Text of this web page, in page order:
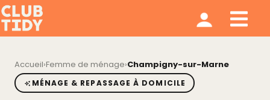
Accueil›Femme de ménage›Champigny-sur-Marne
MÉNAGE & REPASSAGE À DOMICILE